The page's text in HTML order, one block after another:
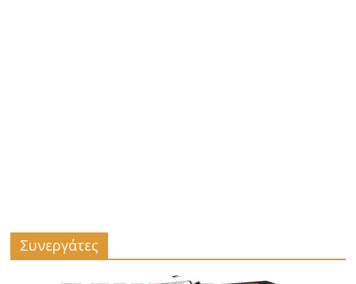
Συνεργάτες